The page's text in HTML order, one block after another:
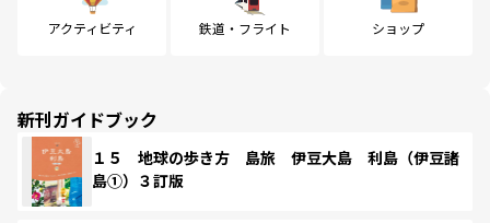
アクティビティ 鉄道・フライト ショップ
新刊ガイドブック
１５ 地球の歩き方 島旅 伊豆大島 利島（伊豆諸
島①）３訂版